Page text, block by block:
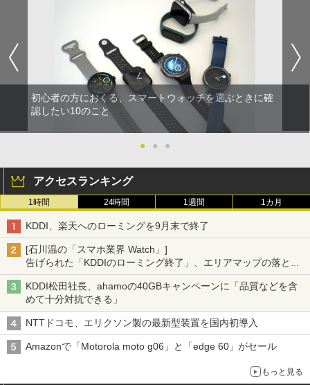
初心者の方におくる、スマートウォッチを選ぶときに確
認したい10のこと
● ● ●
アクセスランキング
1時間 24時間 1週間 1カ月
KDDI、楽天へのローミングを9月末で終了
[石川温の「スマホ業界 Watch」]
告げられた「KDDIのローミング終了」、エリアマップの落とし
穴と楽天モバイルの課題
KDDI松田社長、ahamoの40GBキャンペーンに「品質などを含
めて十分対抗できる」
NTTドコモ、エリクソン製の最新型装置を国内初導入
Amazonで「Motorola moto g06」と「edge 60」がセール
もっと見る